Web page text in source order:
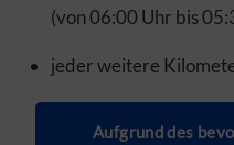
(von 06:00 Uhr bis
jeder weitere
Aufgrund des